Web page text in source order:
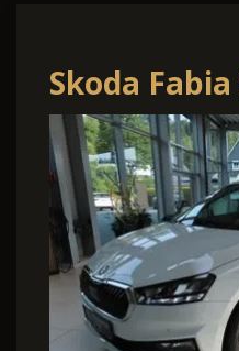
Skoda
70kw
Sitzheizun